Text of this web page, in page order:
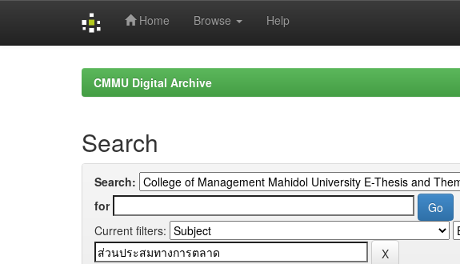
Home Browse Help
CMMU Digital Archive
Search
Search:
for
Current filters: